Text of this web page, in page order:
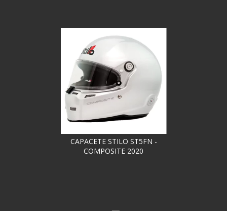
CAPACETE STILO ST5FN -
COMPOSITE 2020